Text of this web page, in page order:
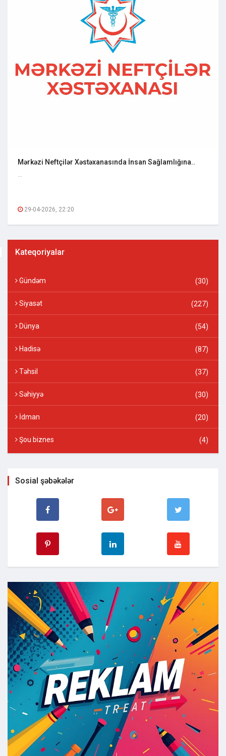
Mərkəzi Neftçilər Xəstəxanasında İnsan Sağlamlığına..
...
29-04-2026, 22:20
Kateqoriyalar
Gündəm (30)
Siyasət (227)
Dünya (54)
Hadisə (87)
Təhsil (37)
Səhiyyə (30)
İdman (20)
Şou biznes (4)
Sosial şəbəkələr